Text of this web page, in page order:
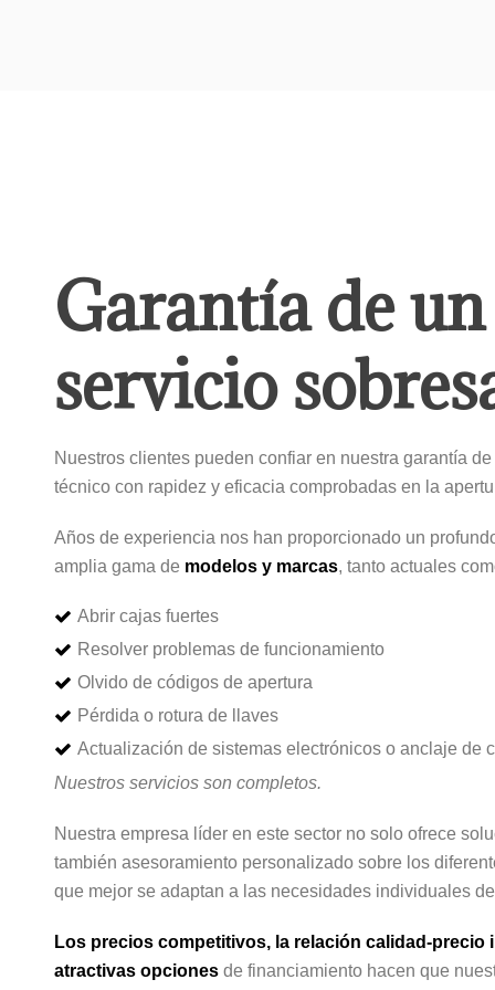
Garantía de un
servicio
Nuestros clientes pueden confiar en nuestra garantía
técnico con rapidez y eficacia comprobadas en la
Años de experiencia nos han proporcionado un
amplia gama de modelos y marcas, tanto actuales
Abrir cajas fuertes
Resolver problemas de funcionamiento
Olvido de códigos de apertura
Pérdida o rotura de llaves
Actualización de sistemas electrónicos o anclaje de
Nuestros servicios son completos.
Nuestra empresa líder en este sector no solo ofrece
también asesoramiento personalizado sobre los
que mejor se adaptan a las necesidades individuales
Los precios competitivos, la relación calidad-precio
atractivas opcionesde financiamiento hacen que